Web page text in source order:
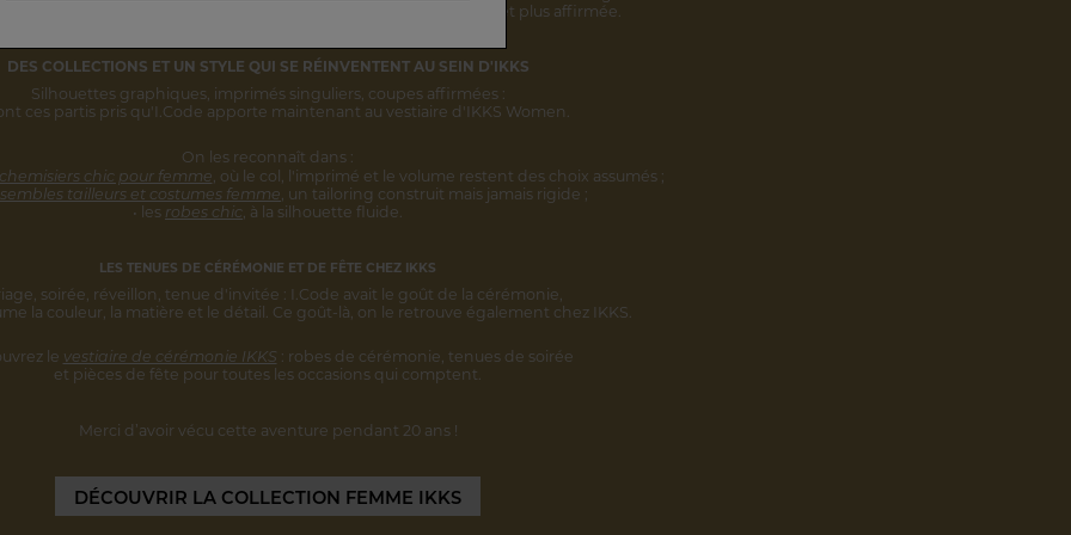
s'inscrivent désormais
et plus affirmée.
DES COLLECTIONS ET UN STYLE QUI SE RÉINVENTENT AU SEIN D'IKKS
Silhouettes graphiques, imprimés singuliers, coupes affirmées :
ces partis pris qu'I.Code apporte maintenant au vestiaire d'IKKS Women.
On les reconnaît dans :
chic pour femme, où le col, l'imprimé et le volume restent des choix assumés ;
tailleurs et costumes femme, un tailoring construit mais jamais rigide ;
• les robes chic, à la silhouette fluide.
LES TENUES DE CÉRÉMONIE ET DE FÊTE CHEZ IKKS
soirée, réveillon, tenue d'invitée : I.Code avait le goût de la cérémonie,
la couleur, la matière et le détail. Ce goût-là, on le retrouve également chez IKKS.
le vestiaire de cérémonie IKKS : robes de cérémonie, tenues de soirée
et pièces de fête pour toutes les occasions qui comptent.
Merci d’avoir vécu cette aventure pendant 20 ans !
DÉCOUVRIR LA COLLECTION FEMME IKKS